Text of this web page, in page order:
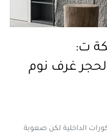
ت:
بديل الحجر غرف نوم
الداخلية لكن صعوبة